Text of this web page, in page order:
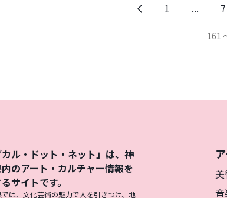
前
1 ... 7
161
音
カル・ドット・ネット」は、神
のアート・カルチャー情報を
サイトです。
は、文化芸術の魅力で人を引きつけ、地